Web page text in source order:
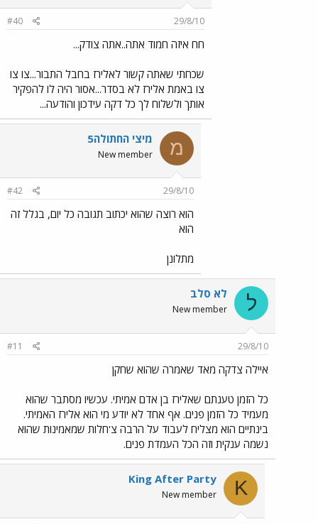
29/8/10
#40
חח איזה חמוד אתה..אתה צודק...
שכחתי שאתה קשור לאלירז בחבל התבור...צו צו
צו באמת אלירז לא בסדר...אסור היה לו להפקיר
אותך ולשלוח לך כל דקה עידכון והודעה...
מ מיצי החתולה5
New member
29/8/10
#42
הוא רוצה שהוא יכתוב תגובה כל יום, בגלל זה
הוא
מתלונן
ל לא סלב
New member
29/8/10
#11
איילה צדקה מאד שאמרה שהוא שחקן
כל הזמן טענתם שאלירז בן אדם אמיתי. עכשיו מסתבר שהוא
מעמיד כל הזמן פנים. אף אחד לא יודע מי הוא אלירז האמיתי.
בינתיים הוא מצליח לעבוד על הרבה צ'חלות שמאמינות שהוא
נשמה ענקית וזה הכל העמדת פנים.
K
King After Party
New member